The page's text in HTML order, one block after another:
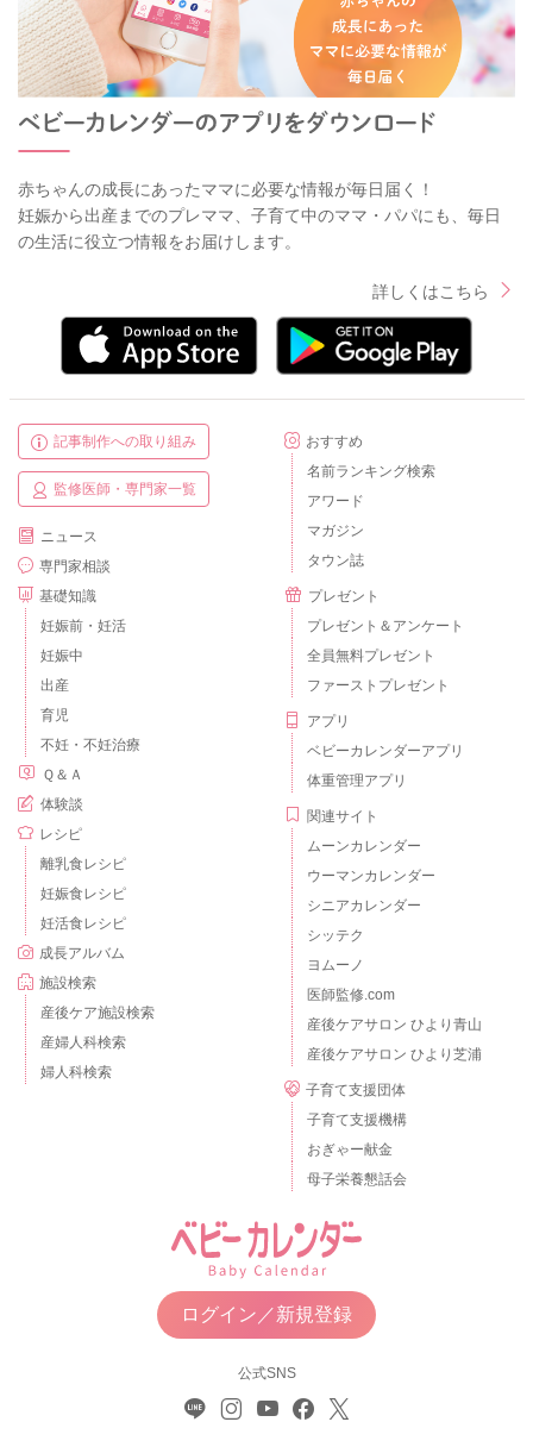
赤ちゃんの成長にあったママに必要な情報が毎日届く！
妊娠から出産までのプレママ、子育て中のママ・パパにも、毎日
の生活に役立つ情報をお届けします。
詳しくはこちら
記事制作への取り組み
監修医師・専門家一覧
ニュース
専門家相談
基礎知識
妊娠前・妊活
妊娠中
出産
育児
不妊・不妊治療
Ｑ＆Ａ
体験談
レシピ
離乳食レシピ
妊娠食レシピ
妊活食レシピ
成長アルバム
施設検索
産後ケア施設検索
産婦人科検索
婦人科検索
おすすめ
名前ランキング検索
アワード
マガジン
タウン誌
プレゼント
プレゼント＆アンケート
全員無料プレゼント
ファーストプレゼント
アプリ
ベビーカレンダーアプリ
体重管理アプリ
関連サイト
ムーンカレンダー
ウーマンカレンダー
シニアカレンダー
シッテク
ヨムーノ
医師監修.com
産後ケアサロン ひより青山
産後ケアサロン ひより芝浦
子育て支援団体
子育て支援機構
おぎゃー献金
母子栄養懇話会
ログイン／新規登録
公式SNS